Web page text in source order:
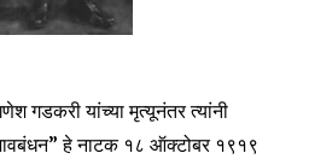
Policy.
गडकरी यांच्या मृत्यूनंतर त्यांनी
हे नाटक १८ ऑक्टोबर १९१९